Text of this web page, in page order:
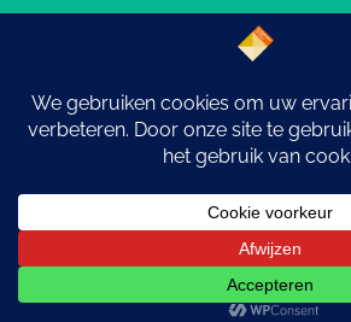
© 2026 Goudsberg: Middelpunt
eYe-graphics